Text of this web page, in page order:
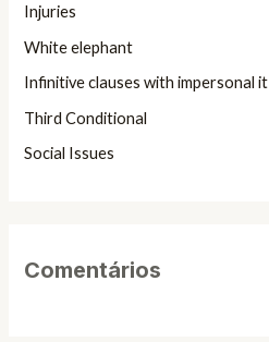
p
o
Injuries
White elephant
Infinitive clauses with impersonal it
Third Conditional
Social Issues
Comentários